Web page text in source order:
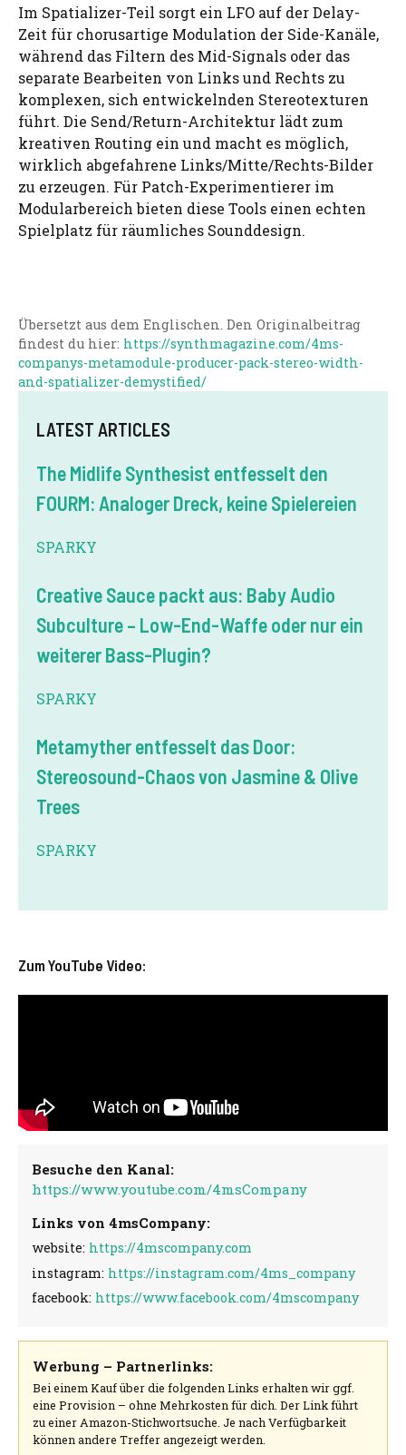
Im Spatializer-Teil sorgt ein LFO auf der Delay-
Zeit für chorusartige Modulation der Side-Kanäle,
während das Filtern des Mid-Signals oder das
separate Bearbeiten von Links und Rechts zu
komplexen, sich entwickelnden Stereotexturen
führt. Die Send/Return-Architektur lädt zum
kreativen Routing ein und macht es möglich,
wirklich abgefahrene Links/Mitte/Rechts-Bilder
zu erzeugen. Für Patch-Experimentierer im
Modularbereich bieten diese Tools einen echten
Spielplatz für räumliches Sounddesign.
Übersetzt aus dem Englischen. Den Originalbeitrag
findest du hier: https://synthmagazine.com/4ms-
companys-metamodule-producer-pack-stereo-width-
and-spatializer-demystified/
LATEST ARTICLES
The Midlife Synthesist entfesselt den
FOURM: Analoger Dreck, keine Spielereien
SPARKY
Creative Sauce packt aus: Baby Audio
Subculture – Low-End-Waffe oder nur ein
weiterer Bass-Plugin?
SPARKY
Metamyther entfesselt das Door:
Stereosound-Chaos von Jasmine & Olive
Trees
SPARKY
Zum YouTube Video:
Besuche den Kanal:
https://www.youtube.com/4msCompany
Links von 4msCompany:
website: https://4mscompany.com
instagram: https://instagram.com/4ms_company
facebook: https://www.facebook.com/4mscompany
Werbung – Partnerlinks:
Bei einem Kauf über die folgenden Links erhalten wir ggf.
eine Provision – ohne Mehrkosten für dich. Der Link führt
zu einer Amazon-Stichwortsuche. Je nach Verfügbarkeit
können andere Treffer angezeigt werden.